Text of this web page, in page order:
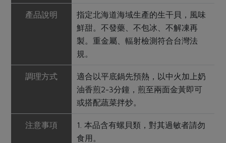
產品說明
指定北海道海域生產的生干貝，風味
鮮甜。不發藥、不包冰、不解凍再
製。重金屬、輻射檢測符合台灣法
規。
調理方式
適合以平底鍋先預熱，以中火加上奶
油香煎2-3分鐘，煎至兩面金黃即可
或搭配蔬菜拌炒。
注意事項
1. 本品含有螺貝類，對其過敏者請勿
食用。